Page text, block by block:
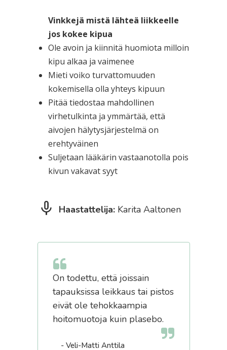
Vinkkejä mistä lähteä liikkeelle
jos kokee kipua
Ole avoin ja kiinnitä huomiota milloin
kipu alkaa ja vaimenee
Mieti voiko turvattomuuden
kokemisella olla yhteys kipuun
Pitää tiedostaa mahdollinen
virhetulkinta ja ymmärtää, että
aivojen hälytysjärjestelmä on
erehtyväinen
Suljetaan lääkärin vastaanotolla pois
kivun vakavat syyt
Haastattelija: Karita Aaltonen
On todettu, että joissain
tapauksissa leikkaus tai pistos
eivät ole tehokkaampia
hoitomuotoja kuin plasebo.
- Veli-Matti Anttila